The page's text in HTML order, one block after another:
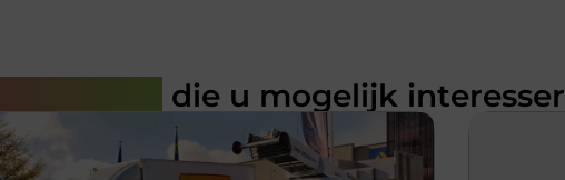
die u mogelijk